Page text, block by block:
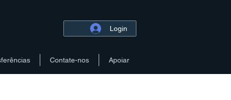
Login
Contate-nos Apoiar